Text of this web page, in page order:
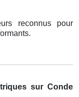
reconnus pour
sur Conde